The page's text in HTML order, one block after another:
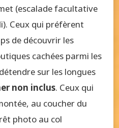
(escalade facultative
Ceux qui préfèrent
de découvrir les
cachées parmi les
sur les longues
non inclus. Ceux qui
au coucher du
photo au col